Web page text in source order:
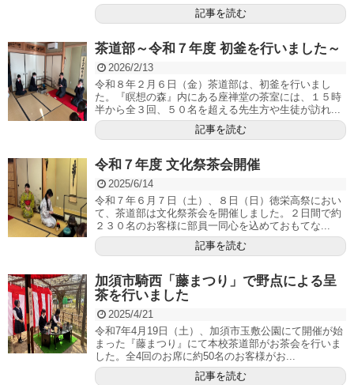
記事を読む
茶道部～令和７年度 初釜を行いました～
2026/2/13
令和８年２月６日（金）茶道部は、初釜を行いまし
た。『瞑想の森』内にある座禅堂の茶室には、１５時
半から全３回、５０名を超える先生方や生徒が訪れ...
記事を読む
令和７年度 文化祭茶会開催
2025/6/14
令和７年６月７日（土）、８日（日）徳栄高祭におい
て、茶道部は文化祭茶会を開催しました。２日間で約
２３０名のお客様に部員一同心を込めておもてな...
記事を読む
加須市騎西「藤まつり」で野点による呈
茶を行いました
2025/4/21
令和7年4月19日（土）、加須市玉敷公園にて開催が始
まった『藤まつり』にて本校茶道部がお茶会を行いま
した。全4回のお席に約50名のお客様がお...
記事を読む